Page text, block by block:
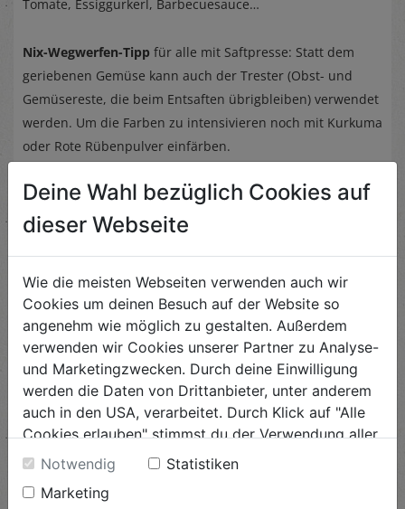
Tomate, Essiggurkerl, Barbecuesauce…
Nix-Wegwerfen-Tipp für alle mit Saftpresse: Statt dem
geriebenen Gemüse kann auch der Trester (Obst- und
Gemüsereste, die beim Entsaften übrigbleiben) verwendet
werden. Um die Farben zu intensivieren noch mit Kurkuma
oder Rote Rübenpulver einfärben.
Ähnliche Rezepte
Steckrübenquiche
Schwierigkeit
leicht
Deine Wahl bezüglich Cookies auf
dieser Webseite
Wie die meisten Webseiten verwenden auch wir
Cookies um deinen Besuch auf der Website so
angenehm wie möglich zu gestalten. Außerdem
verwenden wir Cookies unserer Partner zu Analyse-
und Marketingzwecken. Durch deine Einwilligung
werden die Daten von Drittanbieter, unter anderem
auch in den USA, verarbeitet. Durch Klick auf "Alle
Cookies erlauben" stimmst du der Verwendung aller
Cookies zu. Unter "Details anzeigen" findest du alle
Infos zu den unterschiedlichen Cookies, du kannst
auch entscheiden, welche Cookies du erlauben
Notwendig
Statistiken
Marketing